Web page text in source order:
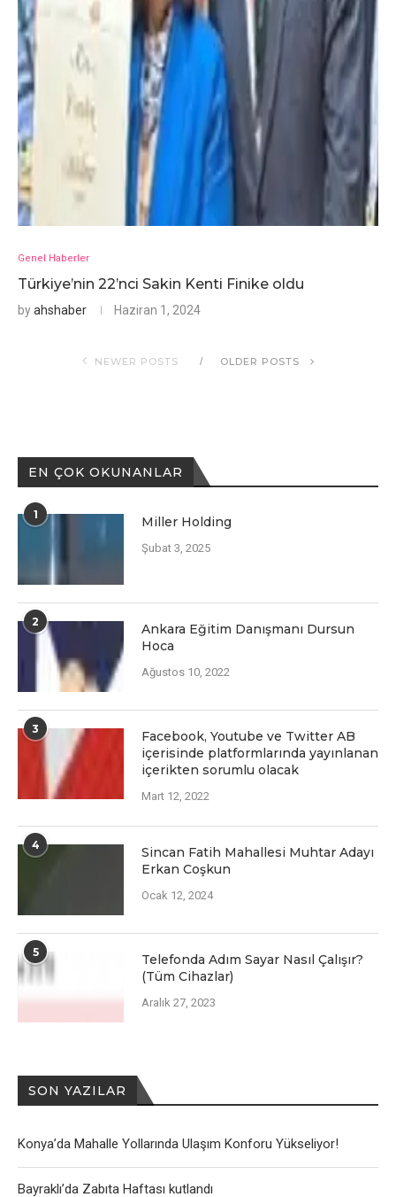
Genel Haberler
Türkiye’nin 22’nci Sakin Kenti Finike oldu
byahshaber Haziran 1, 2024
NEWER POSTS OLDER POSTS
EN ÇOK OKUNANLAR
1 Miller Holding
Şubat 3, 2025
2
Ankara Eğitim Danışmanı Dursun
Hoca
Ağustos 10, 2022
3
Facеbook, Youtubе vе Twittеr AB
içеrisindе platformlarında yayınlanan
içеriktеn sorumlu olacak
Mart 12, 2022
4
Sincan Fatih Mahallesi Muhtar Adayı
Erkan Coşkun
Ocak 12, 2024
5
Telefonda Adım Sayar Nasıl Çalışır?
(Tüm Cihazlar)
Aralık 27, 2023
SON YAZILAR
Konya’da Mahalle Yollarında Ulaşım Konforu Yükseliyor!
Bayraklı’da Zabıta Haftası kutlandı